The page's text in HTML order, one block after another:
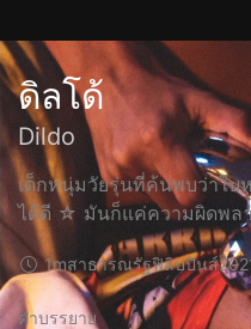
ดิลโด้
Dildo
เด็กหนุ่มวัยรุ่นที่ค้นพบว่าใบ
ได้ดี ☆ มันก็แค่ความผิดพล
1mสาธารณรัฐฟิลิปปินส์
คำบรรยาย